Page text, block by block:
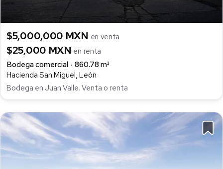
$5,000,000 MXN en venta
$25,000 MXN en renta
Bodega comercial
860.78 m²
Hacienda San Miguel, León
Bodega en Juan Valle. Venta o renta